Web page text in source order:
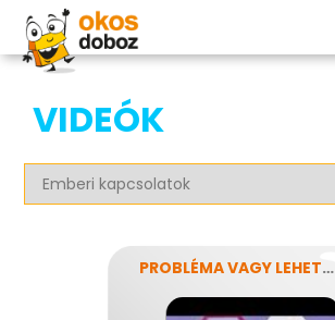
VIDEÓK
PROBLÉMA VAGY LEHETŐSÉG?